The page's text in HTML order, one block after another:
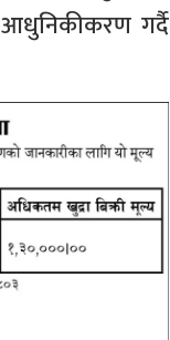
आधुनिकीकरण गर्दै